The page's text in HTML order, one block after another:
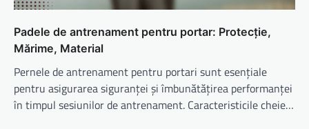
Padele de antrenament pentru portar: Protecție,
Mărime, Material
Pernele de antrenament pentru portari sunt esențiale
pentru asigurarea siguranței și îmbunătățirea performanței
în timpul sesiunilor de antrenament. Caracteristicile cheie…